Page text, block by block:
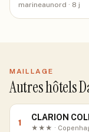
marineaunord · 8 j
MAILLAGE
Autres hôtels
1
CLARION
★★★ ·